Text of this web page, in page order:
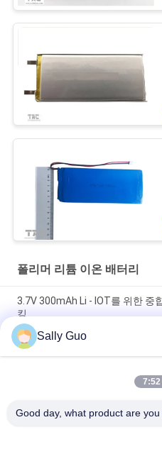
폴리머 리튬 이온 배터리
3.7V 300mAh Li - IOT를 위한 중
킹
재충전 가능한 폴리머 리?? 이온
1000mAh
폴리머 리?? 이온 배터리
Sally Guo
7:52
Good day, what product are